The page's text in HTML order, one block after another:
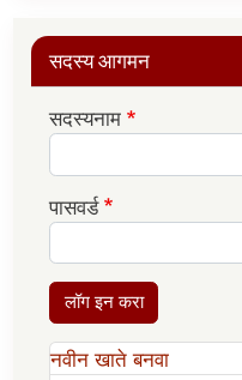
सदस्य आगमन
सदस्यनाम
पासवर्ड
लॉग इन करा
नवीन खाते बनवा